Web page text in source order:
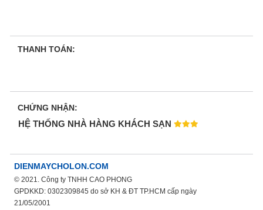
HỆ THỐNG NHÀ HÀNG KHÁCH SẠN
THANH TOÁN:
CHỨNG NHẬN:
DIENMAYCHOLON.COM
© 2021. Công ty TNHH CAO PHONG
GPDKKD: 0302309845 do sở KH & ĐT TP.HCM cấp ngày
21/05/2001